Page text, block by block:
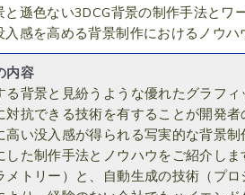
と遜色ない3DCG背景の制作手法と
入感を高める背景制作におけるノウハ
内容
る背景と見紛うような優れたグラフ
対抗できる技術を有することが開発
高い没入感が得られる写実的な背景
した制作手法とノウハウをご紹介し
メトリー）と、自動生成の技術（プ